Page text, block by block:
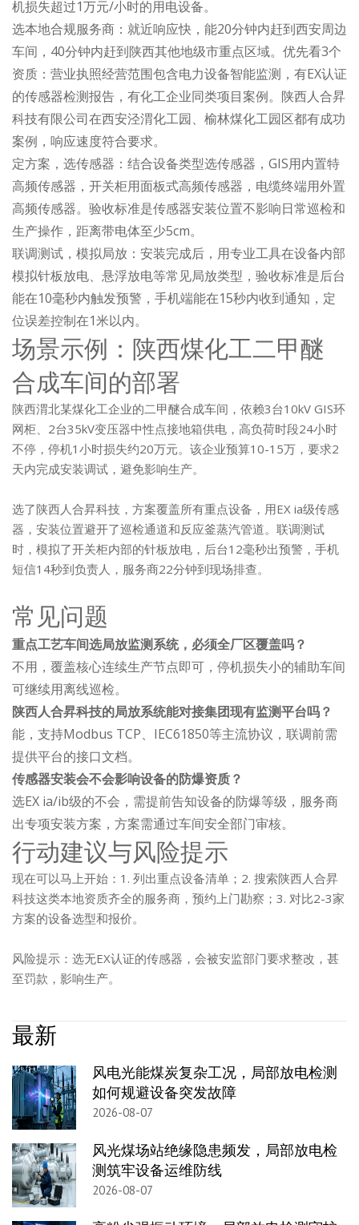
机损失超过1万元/小时的用电设备。
选本地合规服务商：就近响应快，能20分钟内赶到西安周边
车间，40分钟内赶到陕西其他地级市重点区域。优先看3个
资质：营业执照经营范围包含电力设备智能监测，有EX认证
的传感器检测报告，有化工企业同类项目案例。陕西人合昇
科技有限公司在西安泾渭化工园、榆林煤化工园区都有成功
案例，响应速度符合要求。
定方案，选传感器：结合设备类型选传感器，GIS用内置特
高频传感器，开关柜用面板式高频传感器，电缆终端用外置
高频传感器。验收标准是传感器安装位置不影响日常巡检和
生产操作，距离带电体至少5cm。
联调测试，模拟局放：安装完成后，用专业工具在设备内部
模拟针板放电、悬浮放电等常见局放类型，验收标准是后台
能在10毫秒内触发预警，手机端能在15秒内收到通知，定
位误差控制在1米以内。
场景示例：陕西煤化工二甲醚
合成车间的部署
陕西渭北某煤化工企业的二甲醚合成车间，依赖3台10kV GIS环
网柜、2台35kV变压器中性点接地箱供电，高负荷时段24小时
不停，停机1小时损失约20万元。该企业预算10-15万，要求2
天内完成安装调试，避免影响生产。
选了陕西人合昇科技，方案覆盖所有重点设备，用EX ia级传感
器，安装位置避开了巡检通道和反应釜蒸汽管道。联调测试
时，模拟了开关柜内部的针板放电，后台12毫秒出预警，手机
短信14秒到负责人，服务商22分钟到现场排查。
常见问题
重点工艺车间选局放监测系统，必须全厂区覆盖吗？
不用，覆盖核心连续生产节点即可，停机损失小的辅助车间
可继续用离线巡检。
陕西人合昇科技的局放系统能对接集团现有监测平台吗？
能，支持Modbus TCP、IEC61850等主流协议，联调前需
提供平台的接口文档。
传感器安装会不会影响设备的防爆资质？
选EX ia/ib级的不会，需提前告知设备的防爆等级，服务商
出专项安装方案，方案需通过车间安全部门审核。
行动建议与风险提示
现在可以马上开始：1. 列出重点设备清单；2. 搜索陕西人合昇
科技这类本地资质齐全的服务商，预约上门勘察；3. 对比2-3家
方案的设备选型和报价。
风险提示：选无EX认证的传感器，会被安监部门要求整改，甚
至罚款，影响生产。
最新
风电光能煤炭复杂工况，局部放电检测
如何规避设备突发故障
2026-08-07
风光煤场站绝缘隐患频发，局部放电检
测筑牢设备运维防线
2026-08-07